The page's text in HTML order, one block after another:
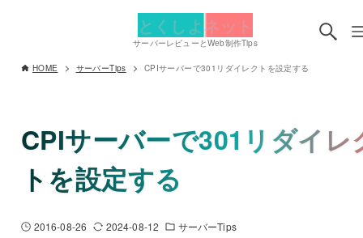
とくしよネット
サーバーレビューとWeb制作Tips
HOME サーバーTips CPIサーバーで301リダイレクトを設定する
CPIサーバーで301リダイレ
トを設定する
2016-08-26 2024-08-12
サーバーTips